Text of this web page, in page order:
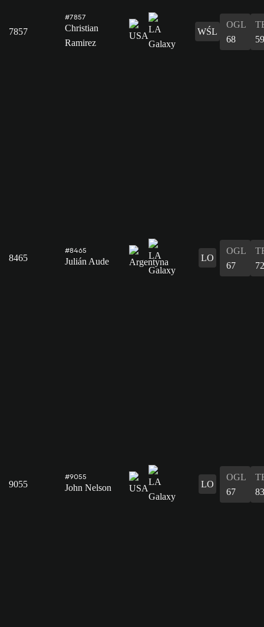
7857
#7857
Christian
Ramirez
WŚL
OGL
68
59
8465
#8465
Julián Aude LO
OGL
67
72
9055
#9055
John Nelson LO
OGL
67
83